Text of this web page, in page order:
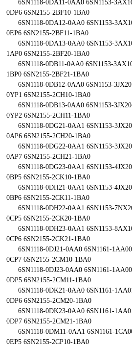
6SN1118-0DA11-0AA0 6SN1153-
0DP6 6SN2155-2BF10-1BA0
6SN1118-0DA12-0AA0 6SN1153-
0EP6 6SN2155-2BF11-1BA0
6SN1118-0DA13-0AA0 6SN1153-
1AP0 6SN2155-2BF20-1BA0
6SN1118-0DB11-0AA0 6SN1153-
1BP0 6SN2155-2BF21-1BA0
6SN1118-0DB12-0AA0 6SN1153-
0YP1 6SN2155-2CH10-1BA0
6SN1118-0DB13-0AA0 6SN1153-
0YP2 6SN2155-2CH11-1BA0
6SN1118-0DG21-0AA1 6SN1153-
0AP6 6SN2155-2CH20-1BA0
6SN1118-0DG22-0AA1 6SN1153-
0AP7 6SN2155-2CH21-1BA0
6SN1118-0DG23-0AA1 6SN1153-
0BP5 6SN2155-2CK10-1BA0
6SN1118-0DH21-0AA1 6SN1153-
0BP6 6SN2155-2CK11-1BA0
6SN1118-0DH22-0AA1 6SN1153-
0CP5 6SN2155-2CK20-1BA0
6SN1118-0DH23-0AA1 6SN1153-
0CP6 6SN2155-2CK21-1BA0
6SN1118-0DJ21-0AA0 6SN1161-
0CP7 6SN2155-2CM10-1BA0
6SN1118-0DJ23-0AA0 6SN1161-
0DP5 6SN2155-2CM11-1BA0
6SN1118-0DK21-0AA0 6SN1161-
0DP6 6SN2155-2CM20-1BA0
6SN1118-0DK23-0AA0 6SN1161-
0DP7 6SN2155-2CM21-1BA0
6SN1118-0DM11-0AA1 6SN1161-
0EP5 6SN2155-2CP10-1BA0